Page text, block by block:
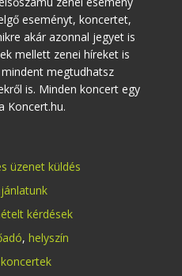
eseményt, koncertet,
akár azonnal jegyet is
mellett zenei híreket is
megtudhatsz
is. Minden koncert egy
Koncert.hu.
üzenet küldés
kérdések
, helyszín